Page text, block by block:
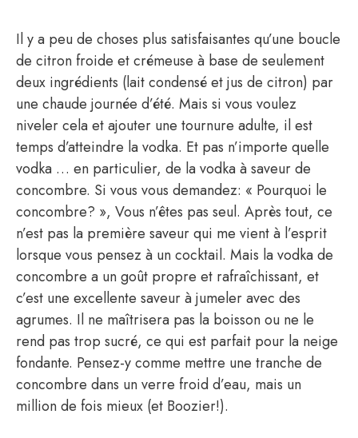
Il y a peu de choses plus satisfaisantes qu’une boucle
de citron froide et crémeuse à base de seulement
deux ingrédients (lait condensé et jus de citron) par
une chaude journée d’été. Mais si vous voulez
niveler cela et ajouter une tournure adulte, il est
temps d’atteindre la vodka. Et pas n’importe quelle
vodka … en particulier, de la vodka à saveur de
concombre. Si vous vous demandez: « Pourquoi le
concombre? », Vous n’êtes pas seul. Après tout, ce
n’est pas la première saveur qui me vient à l’esprit
lorsque vous pensez à un cocktail. Mais la vodka de
concombre a un goût propre et rafraîchissant, et
c’est une excellente saveur à jumeler avec des
agrumes. Il ne maîtrisera pas la boisson ou ne le
rend pas trop sucré, ce qui est parfait pour la neige
fondante. Pensez-y comme mettre une tranche de
concombre dans un verre froid d’eau, mais un
million de fois mieux (et Boozier!).